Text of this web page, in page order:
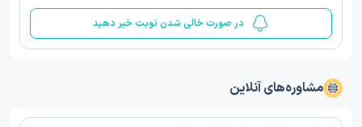
در صورت خالی شدن نوبت خبر دهید
مشاوره‌های آنلاین